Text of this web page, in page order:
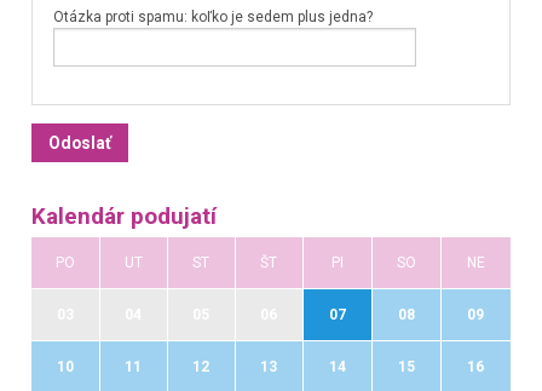
Otázka proti spamu: koľko je sedem plus jedna?
Kalendár podujatí
PO UT ST ŠT PI SO NE
07 08 09
10 11 12 13 14 15 16